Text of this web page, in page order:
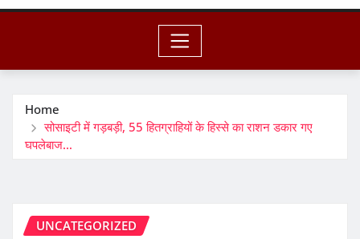
Home
सोसाइटी में गड़बड़ी, 55 हितग्राहियों के हिस्से का राशन डकार गए
घपलेबाज…
UNCATEGORIZED